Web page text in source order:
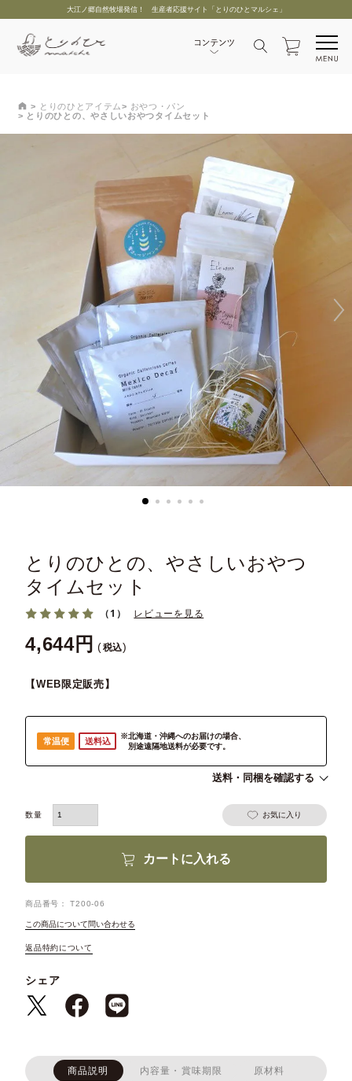
大江ノ郷自然牧場発信！ 生産者応援サイト「とりのひとマルシェ」
とりのひとアイテム
おやつ・パン
とりのひとの、やさしいおやつタイムセット
とりのひとの、やさしいおやつ
タイムセット
（1） レビューを見る
4,644 税込
【WEB限定販売】
常温便 送料込
※北海道・沖縄へのお届けの場合、
別途遠隔地送料が必要です。
送料・同梱を確認する
お気に入り
カートに入れる
商品番号 T200-06
この商品について問い合わせる
返品特約について
シェア
商品説明 内容量・賞味期限 原材料